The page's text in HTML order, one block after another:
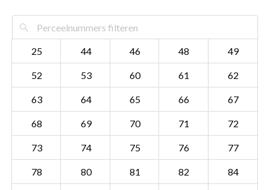
25 44 46 48 49
52 53 60 61 62
63 64 65 66 67
68 69 70 71 72
73 74 75 76 77
78 80 81 82 84